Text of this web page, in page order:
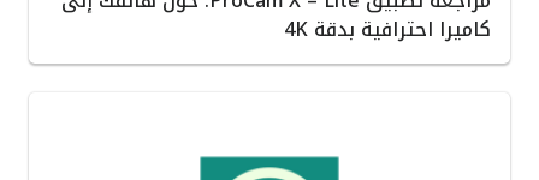
كاميرا احترافية بدقة 4K